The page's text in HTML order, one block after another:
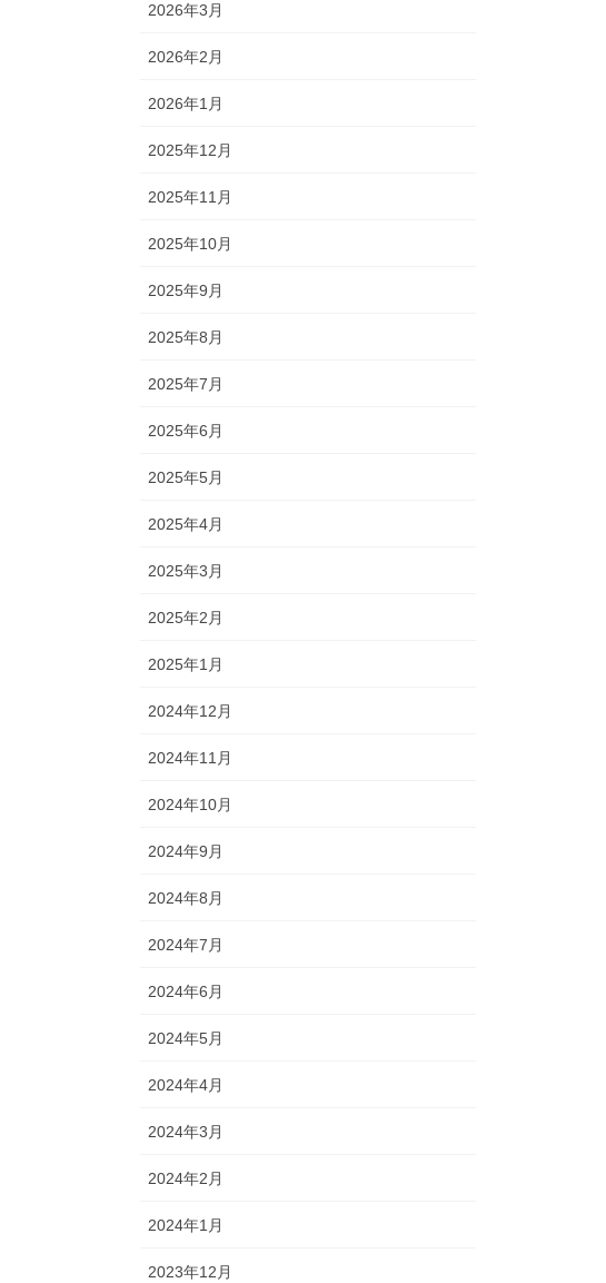
2026年3月
2026年2月
2026年1月
2025年12月
2025年11月
2025年10月
2025年9月
2025年8月
2025年7月
2025年6月
2025年5月
2025年4月
2025年3月
2025年2月
2025年1月
2024年12月
2024年11月
2024年10月
2024年9月
2024年8月
2024年7月
2024年6月
2024年5月
2024年4月
2024年3月
2024年2月
2024年1月
2023年12月